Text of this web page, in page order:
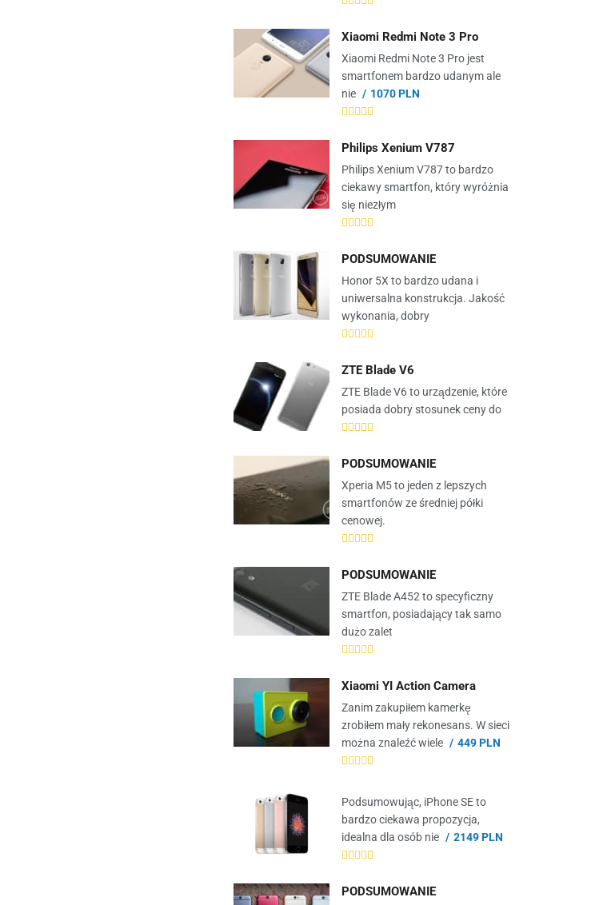
Xiaomi Redmi Note 3 Pro
Xiaomi Redmi Note 3 Pro jest
smartfonem bardzo udanym ale
nie
1070 PLN
Philips Xenium V787
Philips Xenium V787 to bardzo
ciekawy smartfon, który wyróżnia
się niezłym
PODSUMOWANIE
Honor 5X to bardzo udana i
uniwersalna konstrukcja. Jakość
wykonania, dobry
ZTE Blade V6
ZTE Blade V6 to urządzenie, które
posiada dobry stosunek ceny do
PODSUMOWANIE
Xperia M5 to jeden z lepszych
smartfonów ze średniej półki
cenowej.
PODSUMOWANIE
ZTE Blade A452 to specyficzny
smartfon, posiadający tak samo
dużo zalet
Xiaomi YI Action Camera
Zanim zakupiłem kamerkę
zrobiłem mały rekonesans. W sieci
można znaleźć wiele
449 PLN
Podsumowując, iPhone SE to
bardzo ciekawa propozycja,
idealna dla osób nie
2149 PLN
PODSUMOWANIE